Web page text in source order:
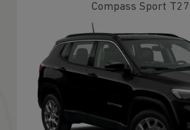
Compass Sport